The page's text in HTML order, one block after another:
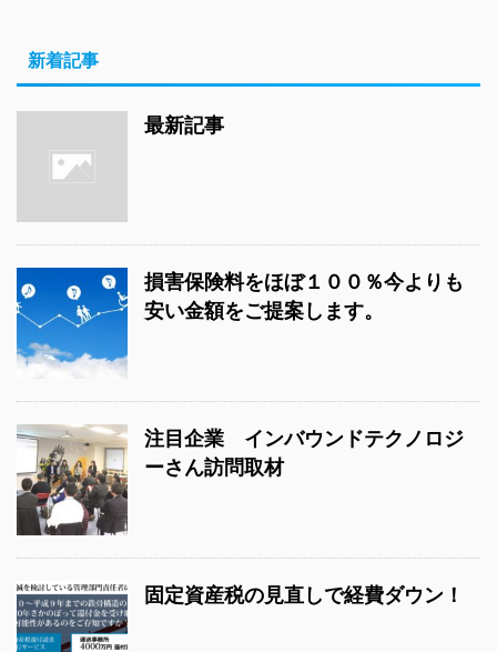
新着記事
最新記事
損害保険料をほぼ１００％今よりも
安い金額をご提案します。
注目企業 インバウンドテクノロジ
ーさん訪問取材
固定資産税の見直しで経費ダウン！